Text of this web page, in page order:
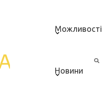
Можливості
Новини